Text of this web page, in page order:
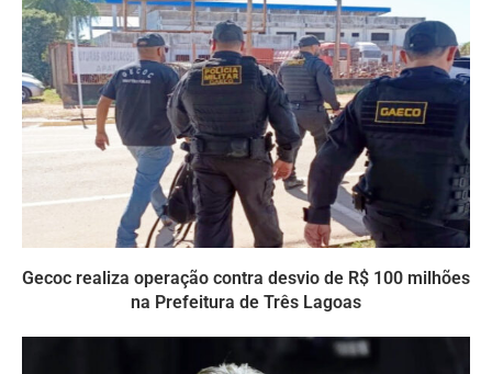
Gecoc realiza operação contra desvio de R$ 100 milhões
na Prefeitura de Três Lagoas